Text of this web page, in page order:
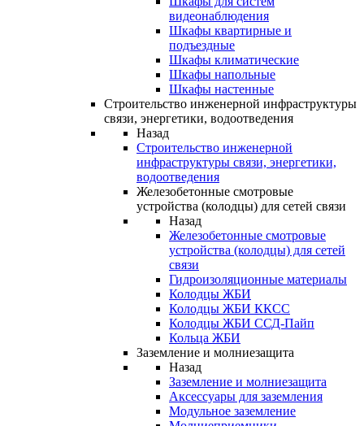
видеонаблюдения
Шкафы квартирные и
подъездные
Шкафы климатические
Шкафы напольные
Шкафы настенные
Строительство инженерной инфраструктуры
связи, энергетики, водоотведения
Назад
Строительство инженерной
инфраструктуры связи, энергетики,
водоотведения
Железобетонные смотровые
устройства (колодцы) для сетей связи
Назад
Железобетонные смотровые
устройства (колодцы) для сетей
связи
Гидроизоляционные материалы
Колодцы ЖБИ
Колодцы ЖБИ ККСС
Колодцы ЖБИ ССД-Пайп
Кольца ЖБИ
Заземление и молниезащита
Назад
Заземление и молниезащита
Аксессуары для заземления
Модульное заземление